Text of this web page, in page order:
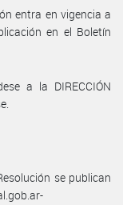
entra en vigencia a
en el Boletín
a la DIRECCIÓN
se publican